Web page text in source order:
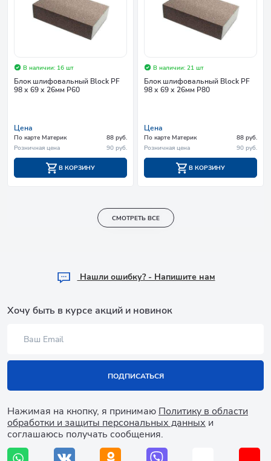
В наличии: 16 шт
Блок шлифовальный Block PF
98 х 69 х 26мм P60
Цена
По карте Материк
88 руб.
Розничная цена
90 руб.
В КОРЗИНУ
В наличии: 21 шт
Блок шлифовальный Block PF
98 х 69 х 26мм P80
Цена
По карте Материк
88 руб.
Розничная цена
90 руб.
В КОРЗИНУ
СМОТРЕТЬ ВСЕ
Hашли ошибку? - Напишите нам
Хочу быть в курсе акций и новинок
ПОДПИСАТЬСЯ
Нажимая на кнопку, я принимаю Политику в области
обработки и защиты персональных данных и
соглашаюсь получать сообщения.